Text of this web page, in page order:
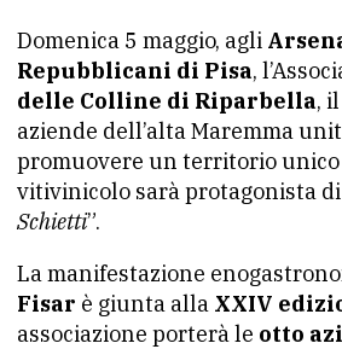
Domenica 5 maggio, agli
Repubblicani di Pisa,
delle Colline di Riparbella,
aziende dell’alta Maremma
promuovere un territorio
vitivinicolo sarà protagonista di
Schietti”.
La manifestazione
Fisar è giunta alla XXIV
associazione porterà le otto